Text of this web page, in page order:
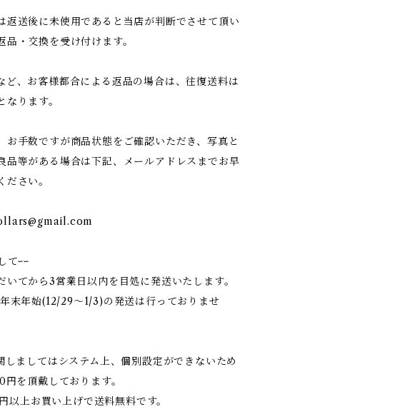
返送後に未使用であると当店が判断でさせて頂い
品・交換を受け付けます。
ど、お客様都合による返品の場合は、往復送料は
なります。
お手数ですが商品状態をご確認いただき、写真と
品等がある場合は下記、メールアドレスまでお早
ださい。
てｰｰ
いてから3営業日以内を目処に発送いたします。
末年始(12/29〜1/3)の発送は行っておりませ
ましてはシステム上、個別設定ができないため
を頂戴しております。
以上お買い上げで送料無料です。